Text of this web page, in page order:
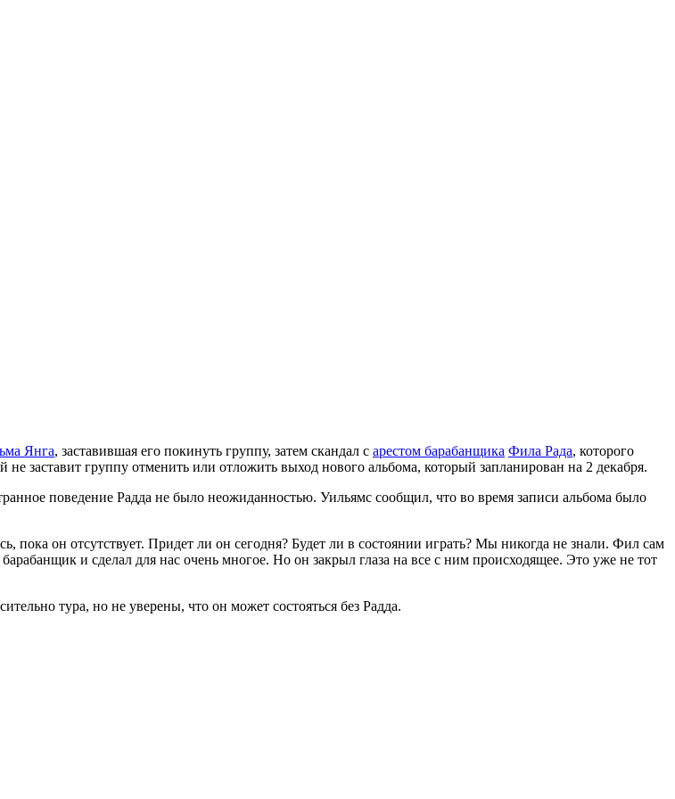
Янга, заставившая его покинуть группу, затем скандал с арестом барабанщика Фила Рада, которого
заставит группу отменить или отложить выход нового альбома, который запланирован на 2 декабря.
поведение Радда не было неожиданностью. Уильямс сообщил, что во время записи альбома было
он отсутствует. Придет ли он сегодня? Будет ли в состоянии играть? Мы никогда не знали. Фил сам
и сделал для нас очень многое. Но он закрыл глаза на все с ним происходящее. Это уже не тот
тура, но не уверены, что он может состояться без Радда.